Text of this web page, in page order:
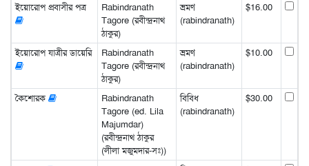
ইয়োরোপ প্রবাসীর পত্র
Rabindranath
Tagore (রবীন্দ্রনাথ
ঠাকুর)
ভ্রমণ
(rabindranath)
$16.00
ইয়োরোপ যাত্রীর ডায়েরি
Rabindranath
Tagore (রবীন্দ্রনাথ
ঠাকুর)
ভ্রমণ
(rabindranath)
$10.00
কৈশোরক
Rabindranath
Tagore (ed. Lila
Majumdar)
(রবীন্দ্রনাথ ঠাকুর
(লীলা মজুমদার-সঃ))
বিবিধ
(rabindranath)
$30.00